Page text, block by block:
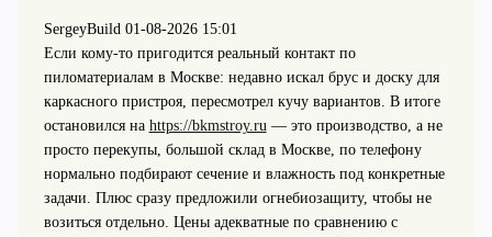
SergeyBuild 01-08-2026 15:01
Если кому-то пригодится реальный контакт по
пиломатериалам в Москве: недавно искал брус и доску для
каркасного пристроя, пересмотрел кучу вариантов. В итоге
остановился на https://bkmstroy.ru— это производство, а не
просто перекупы, большой склад в Москве, по телефону
нормально подбирают сечение и влажность под конкретные
задачи. Плюс сразу предложили огнебиозащиту, чтобы не
возиться отдельно. Цены адекватные по сравнению с